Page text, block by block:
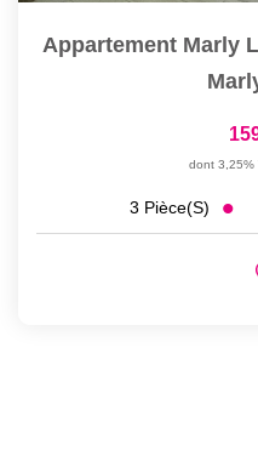
Appartement Marly
dont 3,25%
3 Pièce(s)